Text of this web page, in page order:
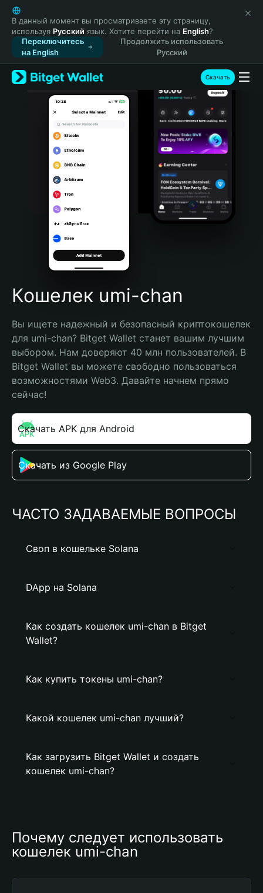
English
日本語
Tiếng Việt
Русский
Español (Latinoamérica)
Türkçe
Italiano
Português (Portugal)
Bahasa Indonesia
Português (Brasil)
Español (Argentina)
В данный момент вы просматриваете эту страницу,
используя Русский язык. Хотите перейти на English?
Переключитесь
на English
Продолжить использовать
Русский
Скачать
Кошелек umi-chan
Вы ищете надежный и безопасный криптокошелек
для umi-chan? Bitget Wallet станет вашим лучшим
выбором. Нам доверяют 40 млн пользователей. В
Bitget Wallet вы можете свободно пользоваться
возможностями Web3. Давайте начнем прямо
сейчас!
Скачать APK для Android
Скачать из Google Play
ЧАСТО ЗАДАВАЕМЫЕ ВОПРОСЫ
Своп в кошельке Solana
DApp на Solana
Как создать кошелек umi-chan в Bitget
Wallet?
Как купить токены umi-chan?
Какой кошелек umi-chan лучший?
Как загрузить Bitget Wallet и создать
кошелек umi-chan?
Почему следует использовать
кошелек umi-chan